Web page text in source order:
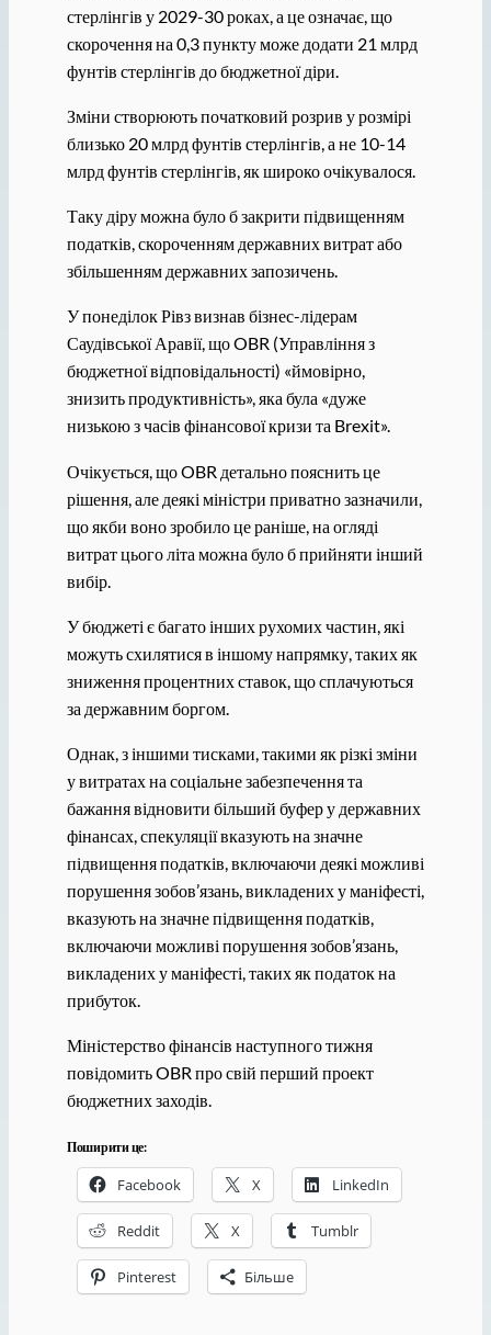
стерлінгів у 2029-30 роках, а це означає, що
скорочення на 0,3 пункту може додати 21 млрд
фунтів стерлінгів до бюджетної діри.
Зміни створюють початковий розрив у розмірі
близько 20 млрд фунтів стерлінгів, а не 10-14
млрд фунтів стерлінгів, як широко очікувалося.
Таку діру можна було б закрити підвищенням
податків, скороченням державних витрат або
збільшенням державних запозичень.
У понеділок Рівз визнав бізнес-лідерам
Саудівської Аравії, що OBR (Управління з
бюджетної відповідальності) «ймовірно,
знизить продуктивність», яка була «дуже
низькою з часів фінансової кризи та Brexit».
Очікується, що OBR детально пояснить це
рішення, але деякі міністри приватно зазначили,
що якби воно зробило це раніше, на огляді
витрат цього літа можна було б прийняти інший
вибір.
У бюджеті є багато інших рухомих частин, які
можуть схилятися в іншому напрямку, таких як
зниження процентних ставок, що сплачуються
за державним боргом.
Однак, з іншими тисками, такими як різкі зміни
у витратах на соціальне забезпечення та
бажання відновити більший буфер у державних
фінансах, спекуляції вказують на значне
підвищення податків, включаючи деякі можливі
порушення зобов’язань, викладених у маніфесті,
вказують на значне підвищення податків,
включаючи можливі порушення зобов’язань,
викладених у маніфесті, таких як податок на
прибуток.
Міністерство фінансів наступного тижня
повідомить OBR про свій перший проект
бюджетних заходів.
Поширити це:
Facebook X LinkedIn
Reddit X Tumblr
Pinterest Більше